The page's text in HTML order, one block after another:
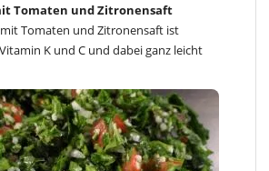
Tomaten und Zitronensaft
Tomaten und Zitronensaft ist
K und C und dabei ganz leicht